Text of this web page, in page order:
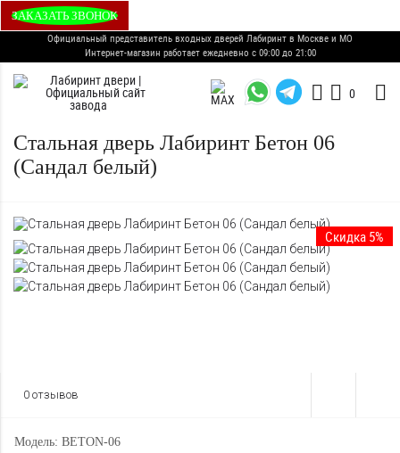
ЗАКАЗАТЬ ЗВОНОК
Официальный представитель входных дверей Лабиринт в Москве и МО
Интернет-магазин работает ежедневно с 09:00 до 21:00
0
Стальная дверь Лабиринт Бетон 06
(Сандал белый)
Скидка 5%
0 отзывов
Модель: BETON-06